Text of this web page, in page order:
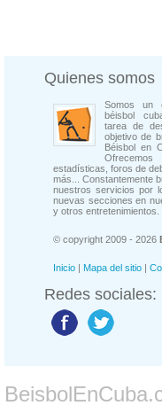
Quienes somos
Somos un
béisbol
tarea de
objetivo de
Béisbol en
estadísticas, foros de
más... Constantemente
nuestros servicios por
nuevas secciones en
y otros entretenimientos.
© copyright 2009 - 2026
Inicio | Mapa del sitio |
Redes sociales: